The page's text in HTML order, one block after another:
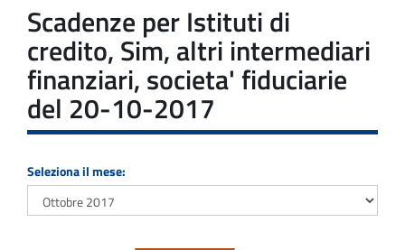
Scadenze per Istituti di
credito, Sim, altri intermediari
finanziari, societa' fiduciarie
del 20-10-2017
Seleziona il mese: